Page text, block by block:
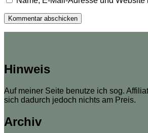
Hinweis
Auf meiner Seite benutze ich sog.
sich dadurch jedoch nichts am Preis.
Archiv